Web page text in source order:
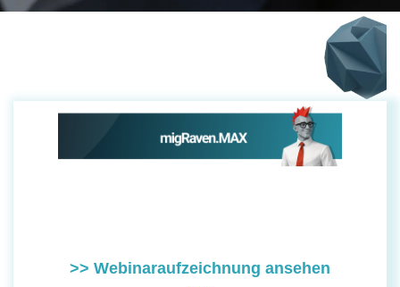
>> Webinaraufzeichnung ansehen